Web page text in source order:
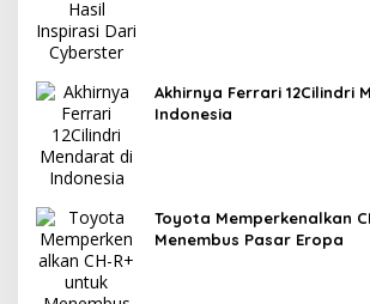
Akhirnya Ferrari 12Cilindri
Indonesia
Toyota Memperkenalkan
Menembus Pasar Eropa